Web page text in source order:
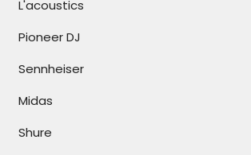
L'acoustics
Pioneer DJ
Sennheiser
Midas
Shure